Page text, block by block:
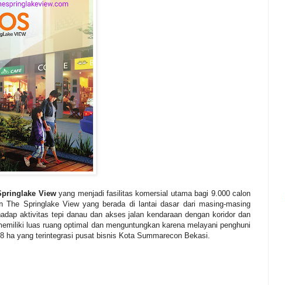
Viewyang menjadi fasilitas komersial utama bagi 9.000 calon
The Springlake View yang berada di lantai dasar dari masing-masing
aktivitas tepi danau dan akses jalan kendaraan dengan koridor dan
luas ruang optimal dan menguntungkan karena melayani penghuni
yang terintegrasi pusat bisnis Kota Summarecon Bekasi.